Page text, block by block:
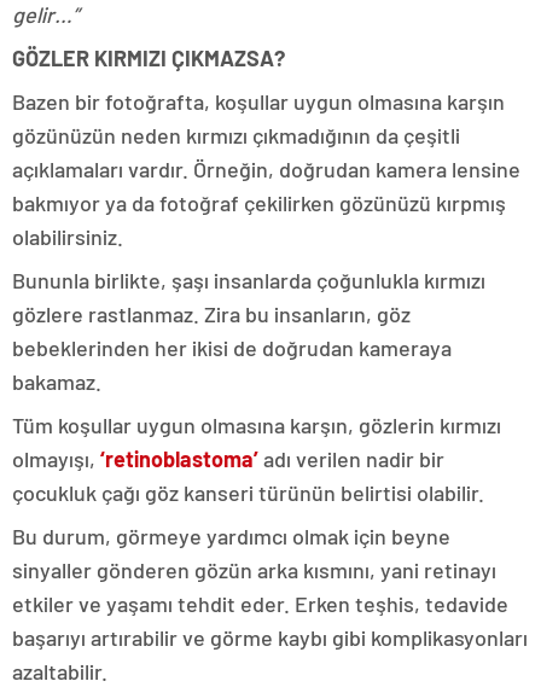
gelir…”
GÖZLER KIRMIZI ÇIKMAZSA?
Bazen bir fotoğrafta, koşullar uygun olmasına karşın
gözünüzün neden kırmızı çıkmadığının da çeşitli
açıklamaları vardır. Örneğin, doğrudan kamera lensine
bakmıyor ya da fotoğraf çekilirken gözünüzü kırpmış
olabilirsiniz.
Bununla birlikte, şaşı insanlarda çoğunlukla kırmızı
gözlere rastlanmaz. Zira bu insanların, göz
bebeklerinden her ikisi de doğrudan kameraya
bakamaz.
Tüm koşullar uygun olmasına karşın, gözlerin kırmızı
olmayışı, ‘retinoblastoma’adı verilen nadir bir
çocukluk çağı göz kanseri türünün belirtisi olabilir.
Bu durum, görmeye yardımcı olmak için beyne
sinyaller gönderen gözün arka kısmını, yani retinayı
etkiler ve yaşamı tehdit eder. Erken teşhis, tedavide
başarıyı artırabilir ve görme kaybı gibi komplikasyonları
azaltabilir.